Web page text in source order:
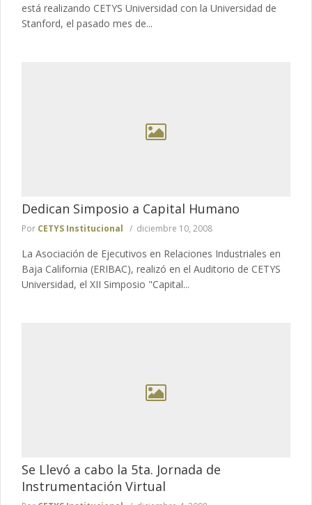
está realizando CETYS Universidad con la Universidad de
Stanford, el pasado mes de...
Dedican Simposio a Capital Humano
Por CETYS Institucional diciembre 10, 2008
La Asociación de Ejecutivos en Relaciones Industriales en
Baja California (ERIBAC), realizó en el Auditorio de CETYS
Universidad, el XII Simposio "Capital...
Se Llevó a cabo la 5ta. Jornada de
Instrumentación Virtual